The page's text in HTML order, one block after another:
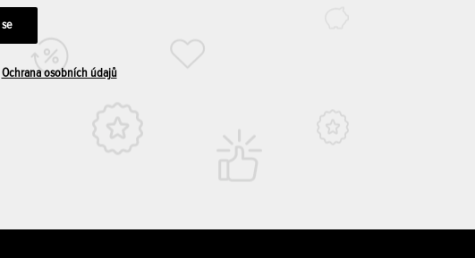
Ochrana osobních údajů